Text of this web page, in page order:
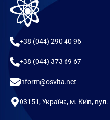
+38 (044) 290 40 96
+38 (044) 373 69 67
inform@osvita.net
03151, Україна, м. Київ,